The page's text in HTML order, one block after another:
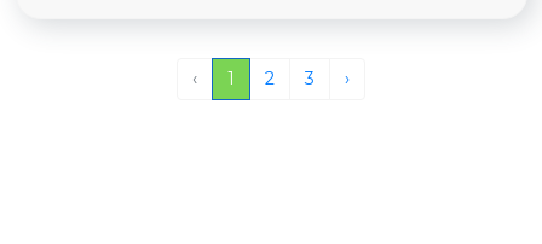
‹ 1 2 3 ›